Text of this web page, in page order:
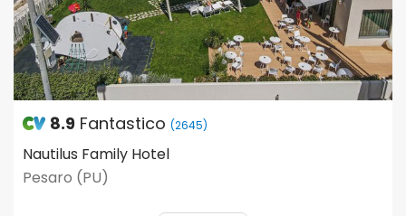
8.9 Fantastico (2645)
Nautilus Family Hotel
Pesaro (PU)